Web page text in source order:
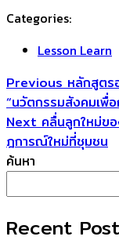
Categories:
Lesson Learn
แนะแนว
เรื่อง
Previous
post:
หลักสูตร
“นวัตกรรมสังคมเพื่
Next Next
post:
คลื่นลูกใหม่ข
ฎการณ์ใหม่ที่ชุมชน
ค้นหา
Recent